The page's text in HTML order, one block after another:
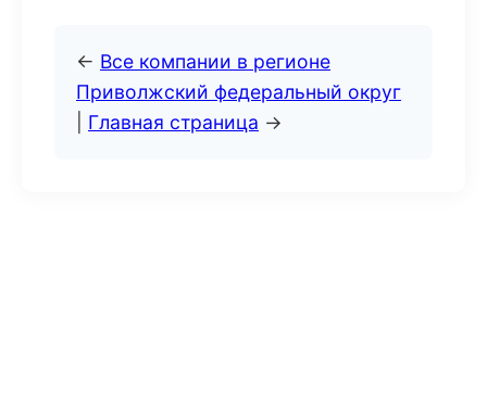
← Все компании в регионе
Приволжский федеральный округ
Главная страница →